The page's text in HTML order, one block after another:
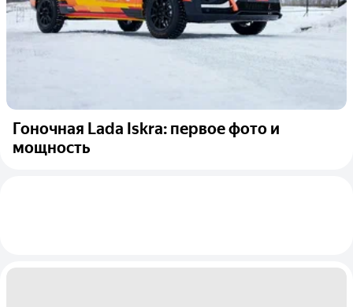
Гоночная Lada Iskra: первое фото и
мощность